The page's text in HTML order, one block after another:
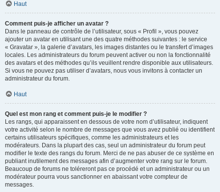
Haut
Comment puis-je afficher un avatar ?
Dans le panneau de contrôle de l’utilisateur, sous « Profil », vous pouvez
ajouter un avatar en utilisant une des quatre méthodes suivantes : le service
« Gravatar », la galerie d’avatars, les images distantes ou le transfert d’images
locales. Les administrateurs du forum peuvent activer ou non la fonctionnalité
des avatars et des méthodes qu’ils veuillent rendre disponible aux utilisateurs.
Si vous ne pouvez pas utiliser d’avatars, nous vous invitons à contacter un
administrateur du forum.
Haut
Quel est mon rang et comment puis-je le modifier ?
Les rangs, qui apparaissent en dessous de votre nom d’utilisateur, indiquent
votre activité selon le nombre de messages que vous avez publié ou identifient
certains utilisateurs spécifiques, comme les administrateurs et les
modérateurs. Dans la plupart des cas, seul un administrateur du forum peut
modifier le texte des rangs du forum. Merci de ne pas abuser de ce système en
publiant inutilement des messages afin d’augmenter votre rang sur le forum.
Beaucoup de forums ne toléreront pas ce procédé et un administrateur ou un
modérateur pourra vous sanctionner en abaissant votre compteur de
messages.